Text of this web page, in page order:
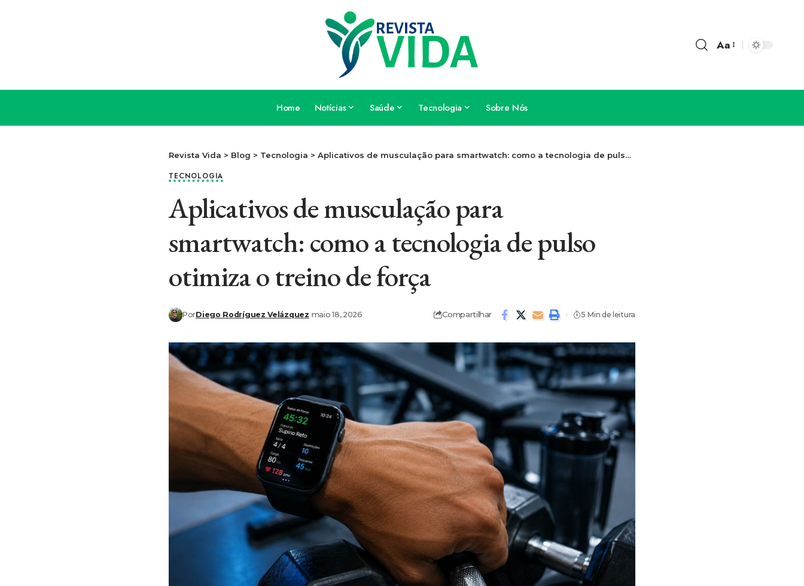
Aa
Home Notícias Saúde Tecnologia Sobre Nós
Revista Vida > Blog > Tecnologia > Aplicativos de musculação para smartwatch: como a tecnologia de pulso otimiza o treino de força
TECNOLOGIA
Aplicativos de musculação para
smartwatch: como a tecnologia de pulso
otimiza o treino de força
PorDiego Rodríguez Velázquez maio 18, 2026 Compartilhar 5 Min de leitura